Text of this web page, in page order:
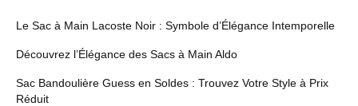
Le Sac à Main Lacoste Noir : Symbole d’Élégance Intemporelle
Découvrez l’Élégance des Sacs à Main Aldo
Sac Bandoulière Guess en Soldes : Trouvez Votre Style à Prix
Réduit